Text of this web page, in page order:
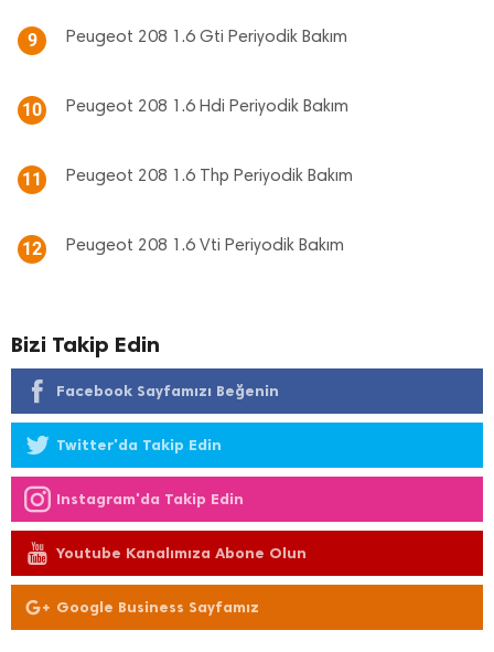
9 Peugeot 208 1.6 Gti Periyodik Bakım
10 Peugeot 208 1.6 Hdi Periyodik Bakım
11 Peugeot 208 1.6 Thp Periyodik Bakım
12 Peugeot 208 1.6 Vti Periyodik Bakım
Bizi Takip Edin
Facebook Sayfamızı Beğenin
Twitter'da Takip Edin
Instagram'da Takip Edin
Youtube Kanalımıza Abone Olun
Google Business Sayfamız